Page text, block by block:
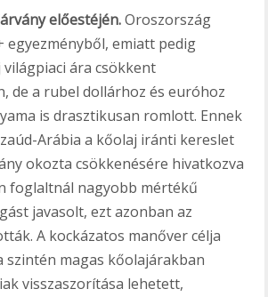
előestéjén.Oroszország
egyezményből, emiatt pedig
világpiaci ára csökkent
de a rubel dollárhoz és euróhoz
is drasztikusan romlott. Ennek
Arábia a kőolaj iránti kereslet
okozta csökkenésére hivatkozva
foglaltnál nagyobb mértékű
javasolt, ezt azonban az
A kockázatos manőver célja
szintén magas kőolajárakban
visszaszorítása lehetett,